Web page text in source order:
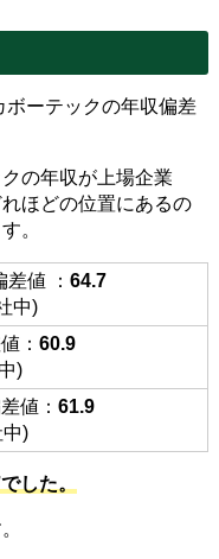
ーテックの年収偏差
の年収が上場企業
ほどの位置にあるの
。
差値 ：64.7
中)
：60.9
)
値：61.9
)
した。